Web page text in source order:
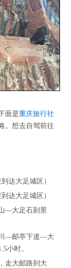
面是重庆旅行社
。想去自驾前往
达大足城区）
达大足城区）
—大足石刻景
—邮亭下道—大
小时。
走大邮路到大